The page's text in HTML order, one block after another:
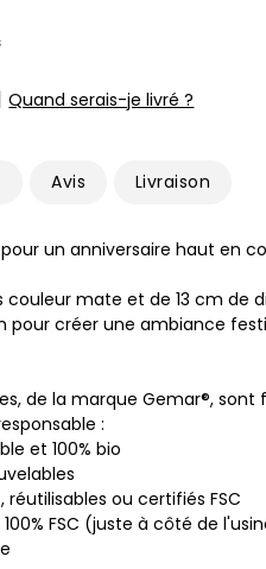
Quand serais-je livré ?
Avis Livraison
un anniversaire haut en
couleur mate et de 13 cm de
pour créer une ambiance
de la marque Gemar®, sont
:
et 100% bio
ou certifiés FSC
FSC (juste à côté de